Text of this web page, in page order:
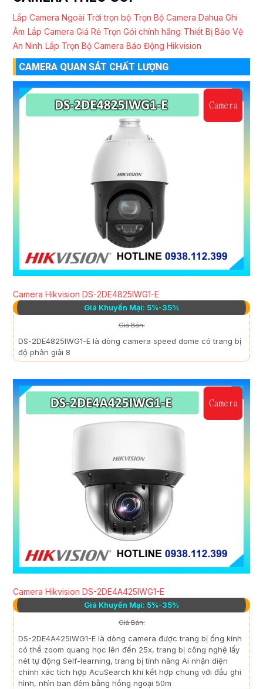
Lắp Camera Ngoài Trời trọn bộ Trọn Bộ Camera Dahua Ghi
Âm Lắp Camera Giá Rẻ Trọn Gói chính hãng Thiết Bị Bảo Vệ
An Ninh Lắp Trọn Bộ Camera Báo Động Hikvision
CAMERA QUAN SÁT CHẤT LƯỢNG
Camera Hikvision DS-2DE4825IWG1-E
Giá Khuyến Mại: 5%-35%
Giá Bán:
DS-2DE4825IWG1-E là dòng camera speed dome có trang bị
độ phân giải 8
Camera Hikvision DS-2DE4A425IWG1-E
Giá Khuyến Mại: 5%-35%
Giá Bán:
DS-2DE4A425IWG1-E là dòng camera được trang bị ống kính
có thể zoom quang học lên đến 25x, trang bị công nghệ lấy
nét tự động Self-learning, trang bị tính năng Ai nhận diện
chính xác tích hợp AcuSearch khi kết hợp chung với đầu ghi
hình, nhìn ban đêm bằng hồng ngoại 50m